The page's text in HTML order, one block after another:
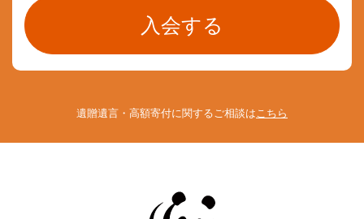
遺贈遺言・高額寄付に関するご相談はこちら